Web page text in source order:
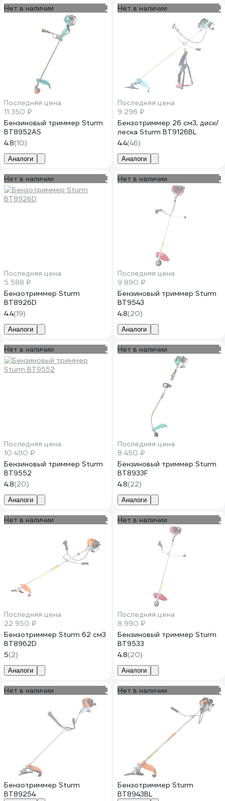
Нет в наличии
Последняя цена
11 350 ₽
Бензиновый триммер Sturm
BT8952AS
4.8(10)
Аналоги
Нет в наличии
Последняя цена
9 296 ₽
Бензотриммер 26 см3, диск/
леска Sturm BT9126BL
4.4(46)
Аналоги
Нет в наличии
Последняя цена
5 588 ₽
Бензотриммер Sturm
BT8926D
4.4(19)
Аналоги
Нет в наличии
Последняя цена
9 890 ₽
Бензиновый триммер Sturm
BT9543
4.8(20)
Аналоги
Нет в наличии
Последняя цена
10 490 ₽
Бензиновый триммер Sturm
BT9552
4.8(20)
Аналоги
Нет в наличии
Последняя цена
8 450 ₽
Бензиновый триммер Sturm
BT8933F
4.8(22)
Аналоги
Нет в наличии
Последняя цена
22 950 ₽
Бензотриммер Sturm 62 см3
BT8962D
5(2)
Аналоги
Нет в наличии
Последняя цена
8 990 ₽
Бензиновый триммер Sturm
BT9533
4.8(20)
Аналоги
Нет в наличии
Бензотриммер Sturm
BT89254
Нет в наличии
Бензотриммер Sturm
BT8943BL